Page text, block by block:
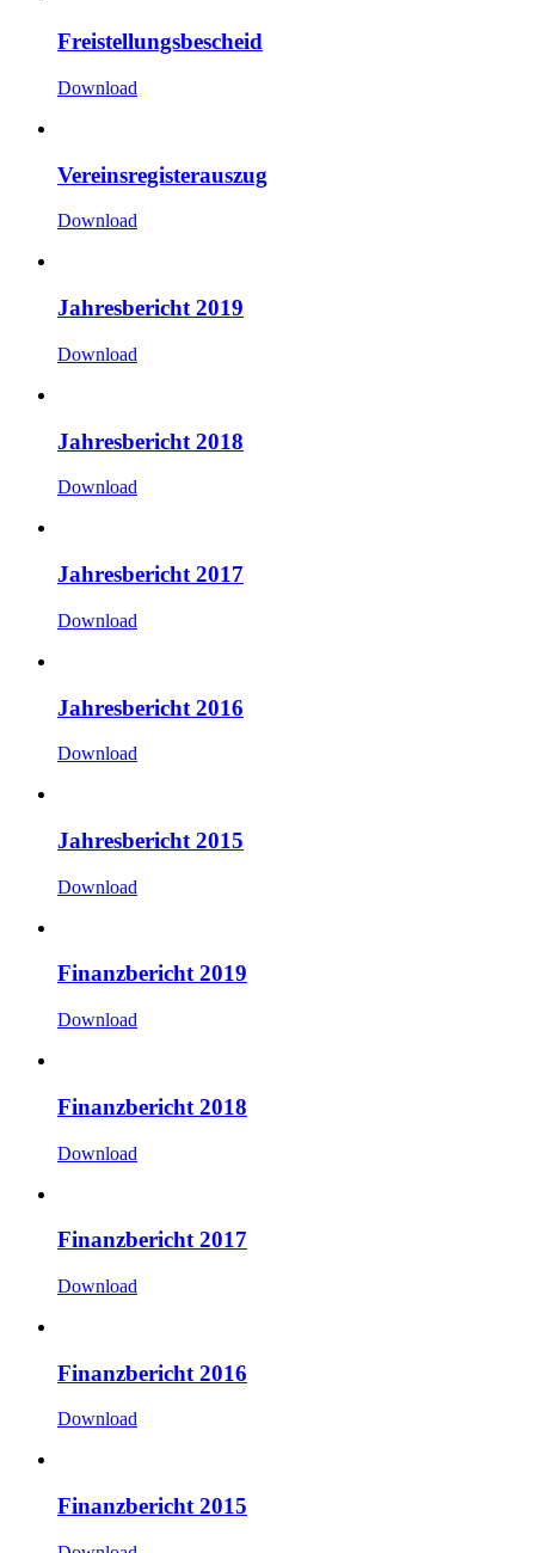
Freistellungsbescheid
Download
Vereinsregisterauszug
Download
Jahresbericht 2019
Download
Jahresbericht 2018
Download
Jahresbericht 2017
Download
Jahresbericht 2016
Download
Jahresbericht 2015
Download
Finanzbericht 2019
Download
Finanzbericht 2018
Download
Finanzbericht 2017
Download
Finanzbericht 2016
Download
Finanzbericht 2015